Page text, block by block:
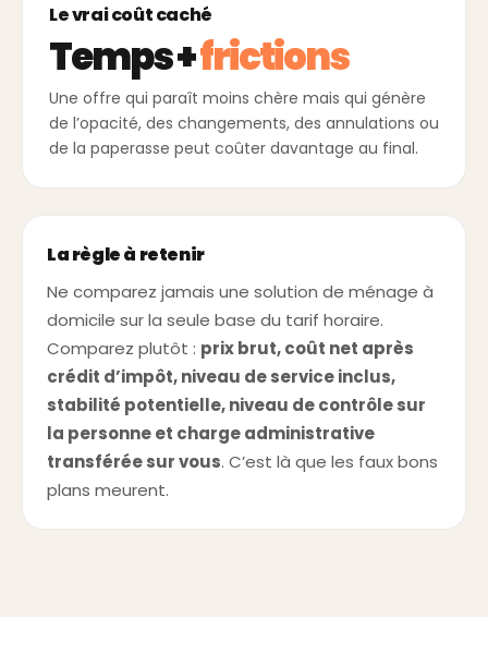
Le vrai coût caché
Temps +frictions
Une offre qui paraît moins chère mais qui génère
de l’opacité, des changements, des annulations ou
de la paperasse peut coûter davantage au final.
La règle à retenir
Ne comparez jamais une solution de ménage à
domicile sur la seule base du tarif horaire.
Comparez plutôt : prix brut, coût net après
crédit d’impôt, niveau de service inclus,
stabilité potentielle, niveau de contrôle sur
la personne et charge administrative
transférée sur vous. C’est là que les faux bons
plans meurent.